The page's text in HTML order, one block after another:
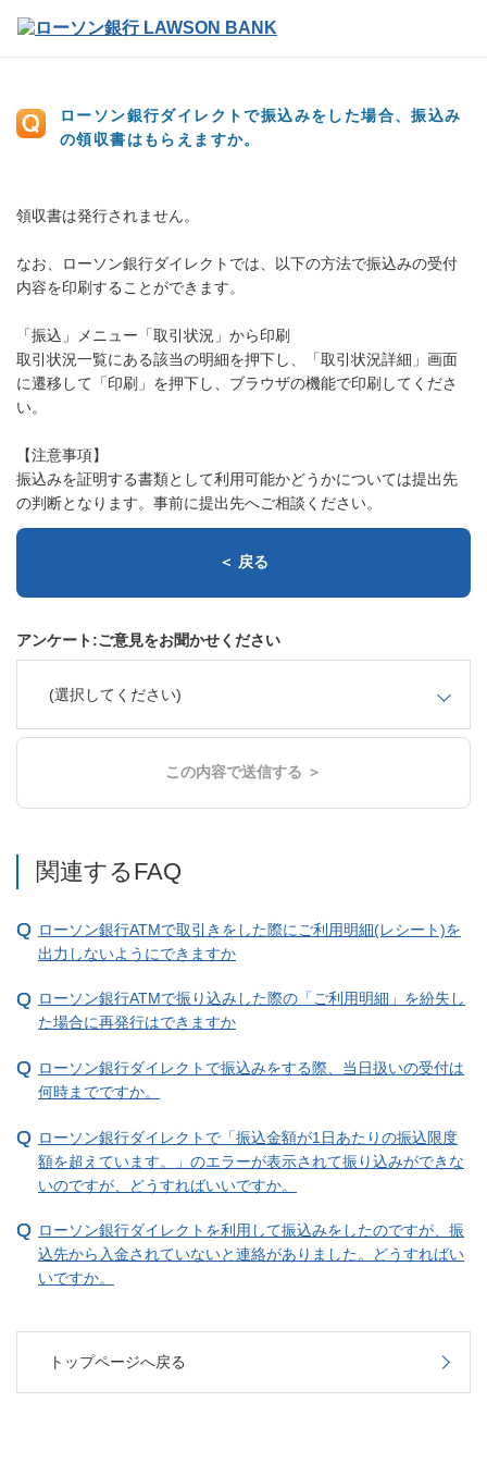
ローソン銀行ダイレクトで振込みをした場合、振込み
の領収書はもらえますか。
領収書は発行されません。
なお、ローソン銀行ダイレクトでは、以下の方法で振込みの受付
内容を印刷することができます。
「振込」メニュー「取引状況」から印刷
取引状況一覧にある該当の明細を押下し、「取引状況詳細」画面
に遷移して「印刷」を押下し、ブラウザの機能で印刷してくださ
い。
【注意事項】
振込みを証明する書類として利用可能かどうかについては提出先
の判断となります。事前に提出先へご相談ください。
＜ 戻る
アンケート:ご意見をお聞かせください
(選択してください)
この内容で送信する ＞
関連するFAQ
ローソン銀行ATMで取引きをした際にご利用明細(レシート)を
出力しないようにできますか
ローソン銀行ATMで振り込みした際の「ご利用明細」を紛失し
た場合に再発行はできますか
ローソン銀行ダイレクトで振込みをする際、当日扱いの受付は
何時までですか。
ローソン銀行ダイレクトで「振込金額が1日あたりの振込限度
額を超えています。」のエラーが表示されて振り込みができな
いのですが、どうすればいいですか。
ローソン銀行ダイレクトを利用して振込みをしたのですが、振
込先から入金されていないと連絡がありました。どうすればい
いですか。
トップページへ戻る